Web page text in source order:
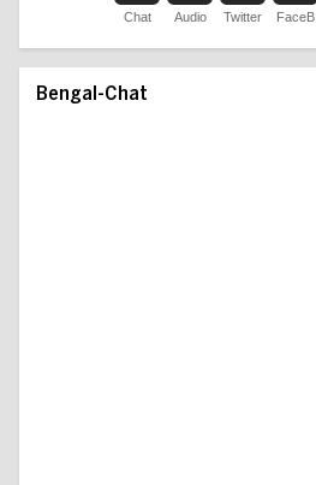
Chat Audio Twitter FaceB
Bengal-Chat